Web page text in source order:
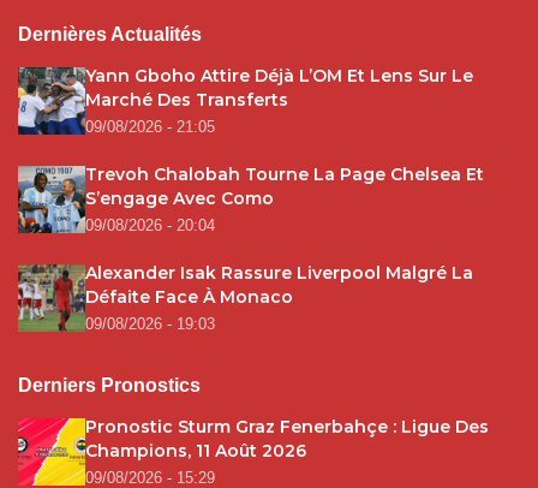
Dernières Actualités
Yann Gboho Attire Déjà L’OM Et Lens Sur Le
Marché Des Transferts
09/08/2026 - 21:05
Trevoh Chalobah Tourne La Page Chelsea Et
S’engage Avec Como
09/08/2026 - 20:04
Alexander Isak Rassure Liverpool Malgré La
Défaite Face À Monaco
09/08/2026 - 19:03
Derniers Pronostics
Pronostic Sturm Graz Fenerbahçe : Ligue Des
Champions, 11 Août 2026
09/08/2026 - 15:29